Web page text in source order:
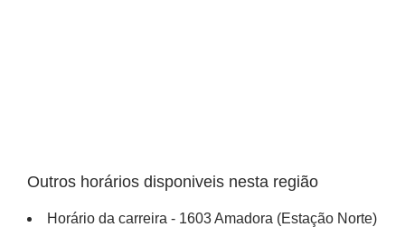
Outros horários disponiveis nesta região
Horário da carreira - 1603 Amadora (Estação Norte)